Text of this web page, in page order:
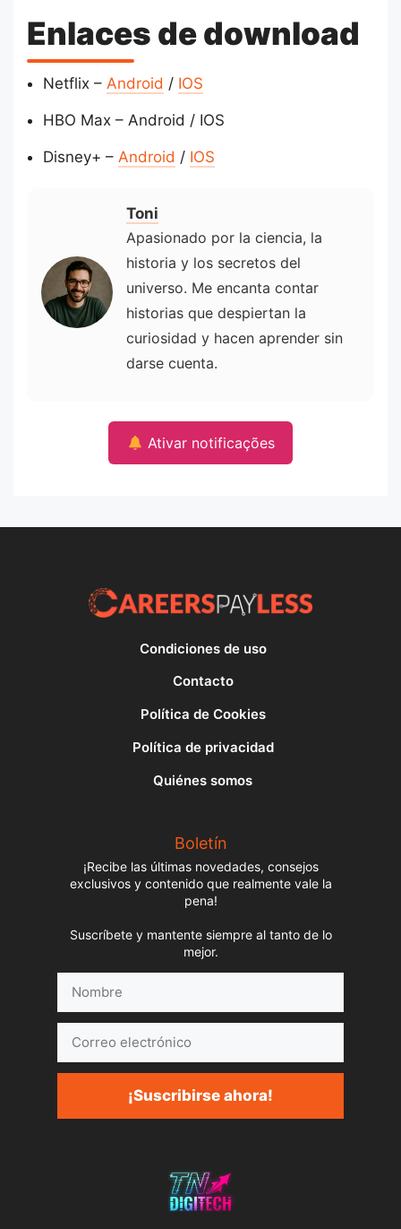
Enlaces de download
Netflix – Android / IOS
HBO Max – Android / IOS
Disney+ – Android / IOS
Toni
Apasionado por la ciencia, la
historia y los secretos del
universo. Me encanta contar
historias que despiertan la
curiosidad y hacen aprender sin
darse cuenta.
Ativar notificações
Condiciones de uso
Contacto
Política de Cookies
Política de privacidad
Quiénes somos
Boletín
¡Recibe las últimas novedades, consejos
exclusivos y contenido que realmente vale la
pena!
Suscríbete y mantente siempre al tanto de lo
mejor.
electrónico
¡Suscribirse ahora!